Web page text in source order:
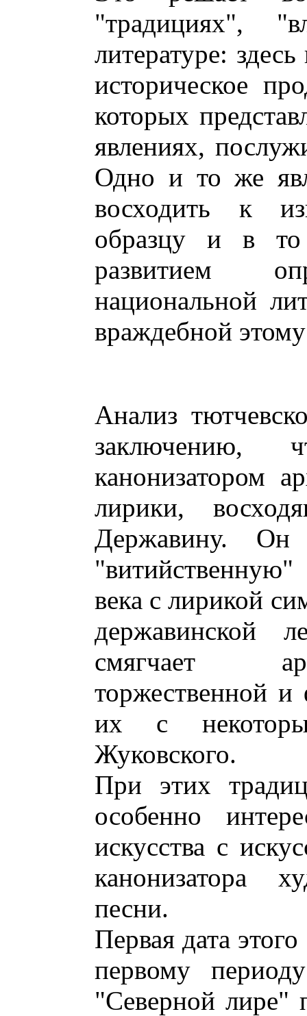
"традициях",
литературе:
историческое
которых
явлениях,
Одно и то же
восходить к
образцу и в
развитием
национальной
враждебной
Анализ
заключению,
канонизатором
лирики,
Державину. Он
века с лирикой
державинской
смягчает
торжественной
их с
Жуковского.
При этих
особенно
искусства с
канонизатора
песни.
Первая дата
первому
"Северной лире"